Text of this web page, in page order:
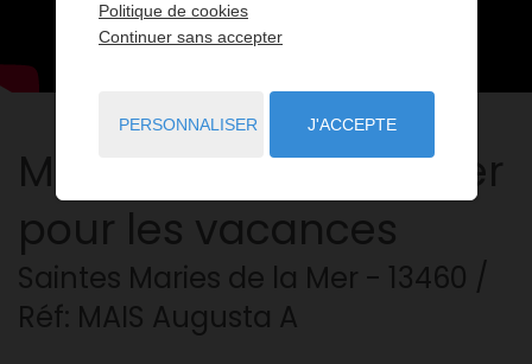
Maison 2 piècesà louer
pour les vacances
Saintes Maries de la Mer - 13460 /
Réf: MAIS Augusta A
Politique de cookies
Continuer sans accepter
PERSONNALISER J'ACCEPTE